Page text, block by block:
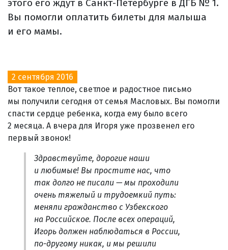
этого его ждут в Санкт-Петербурге в ДГБ № 1.
Вы помогли оплатить билеты для малыша
и его мамы.
2 сентября 2016
Вот такое теплое, светлое и радостное письмо
мы получили сегодня от семья Масловых. Вы помогли
спасти сердце ребенка, когда ему было всего
2 месяца. А вчера для Игоря уже прозвенел его
первый звонок!
Здравствуйте, дорогие наши
и любимые! Вы простите нас, что
так долго не писали — мы проходили
очень тяжелый и трудоемкий путь:
меняли гражданство с Узбекского
на Российское. После всех операций,
Игорь должен наблюдаться в России,
по-другому никак, и мы решили